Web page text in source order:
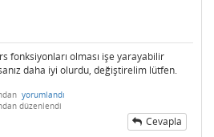
fonksiyonları olması işe yarayabilir
daha iyi olurdu, değiştirelim lütfen.
yorumlandı
düzenlendi
Cevapla